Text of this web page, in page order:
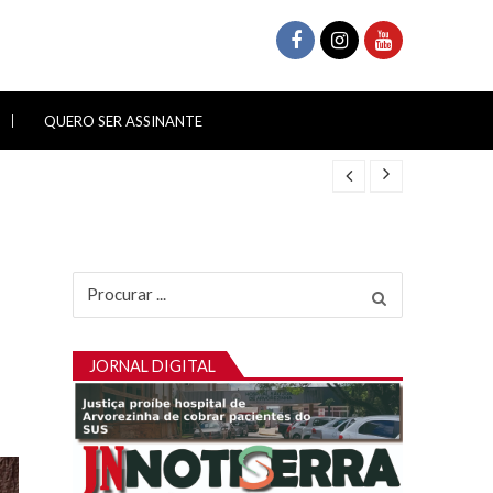
QUERO SER ASSINANTE
por:
JORNAL DIGITAL